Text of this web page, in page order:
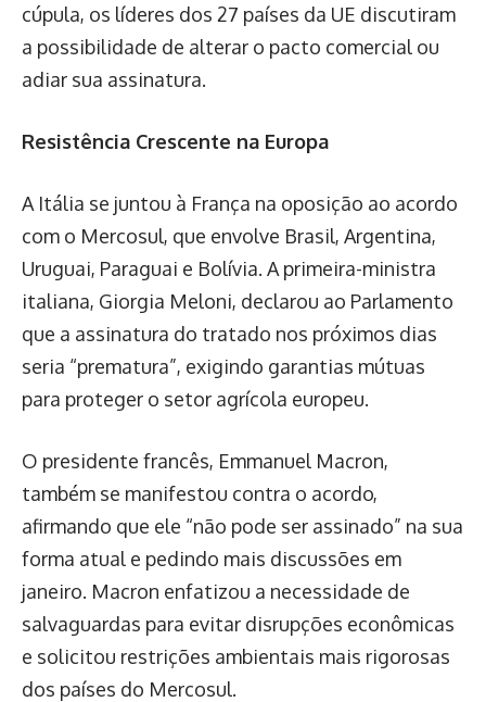
cúpula, os líderes dos 27 países da UE discutiram
a possibilidade de alterar o pacto comercial ou
adiar sua assinatura.
Resistência Crescente na Europa
A Itália se juntou à França na oposição ao acordo
com o Mercosul, que envolve Brasil, Argentina,
Uruguai, Paraguai e Bolívia. A primeira-ministra
italiana, Giorgia Meloni, declarou ao Parlamento
que a assinatura do tratado nos próximos dias
seria “prematura”, exigindo garantias mútuas
para proteger o setor agrícola europeu.
O presidente francês, Emmanuel Macron,
também se manifestou contra o acordo,
afirmando que ele “não pode ser assinado” na sua
forma atual e pedindo mais discussões em
janeiro. Macron enfatizou a necessidade de
salvaguardas para evitar disrupções econômicas
e solicitou restrições ambientais mais rigorosas
dos países do Mercosul.